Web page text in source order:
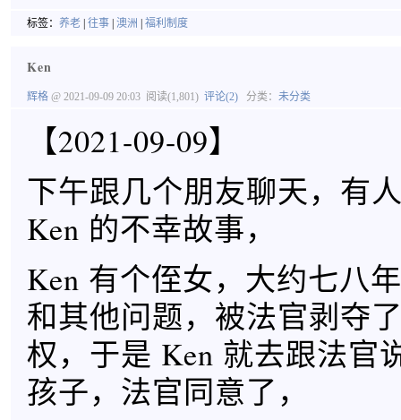
标签： 养老 往事 澳洲 福利制度
Ken
辉格 @ 2021-09-09 20:03 阅读(1,801) 评论(2) 分类： 未分类
【2021-09-09】
下午跟几个朋友聊天，有
Ken 的不幸故事，
Ken 有个侄女，大约七八
和其他问题，被法官剥夺
权，于是 Ken 就去跟法官
孩子，法官同意了，